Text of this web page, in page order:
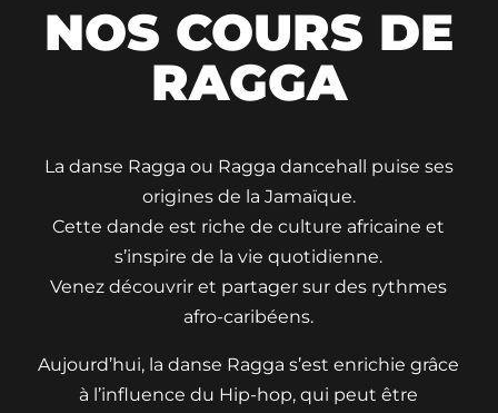
NOS COURS DE
RAGGA
La danse Ragga ou Ragga dancehall puise ses
origines de la Jamaïque.
Cette dande est riche de culture africaine et
s’inspire de la vie quotidienne.
Venez découvrir et partager sur des rythmes
afro-caribéens.
Aujourd’hui, la danse Ragga s’est enrichie grâce
à l’influence du Hip-hop, qui peut être